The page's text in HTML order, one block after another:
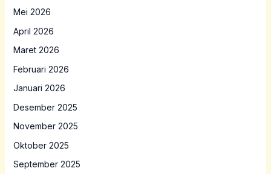
Mei 2026
April 2026
Maret 2026
Februari 2026
Januari 2026
Desember 2025
November 2025
Oktober 2025
September 2025